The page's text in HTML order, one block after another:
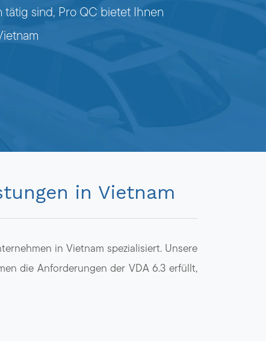
sind, Pro QC bietet Ihnen
in Vietnam
in Vietnam spezialisiert. Unsere
die Anforderungen der VDA 6.3 erfüllt,